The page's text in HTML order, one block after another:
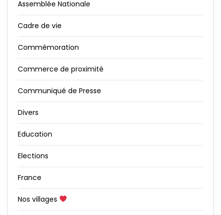
Assemblée Nationale
Cadre de vie
Commémoration
Commerce de proximité
Communiqué de Presse
Divers
Education
Elections
France
Nos villages